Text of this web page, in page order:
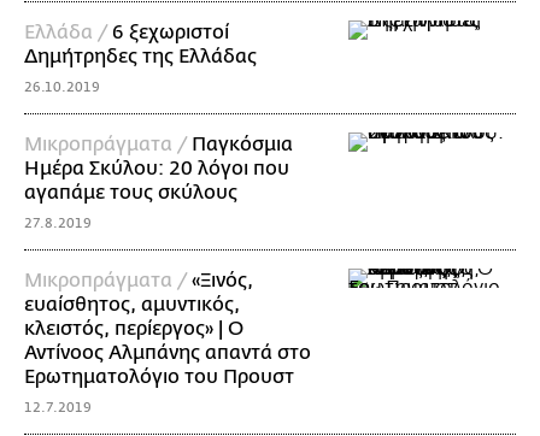
Ελλάδα / 6 ξεχωριστοί
Δημήτρηδες της Ελλάδας
26.10.2019
Mικροπράγματα / Παγκόσμια
Ημέρα Σκύλου: 20 λόγοι που
αγαπάμε τους σκύλους
27.8.2019
Mικροπράγματα /«Ξινός,
ευαίσθητος, αμυντικός,
κλειστός, περίεργος» | O
Αντίνοος Αλμπάνης απαντά στο
Ερωτηματολόγιο του Προυστ
12.7.2019